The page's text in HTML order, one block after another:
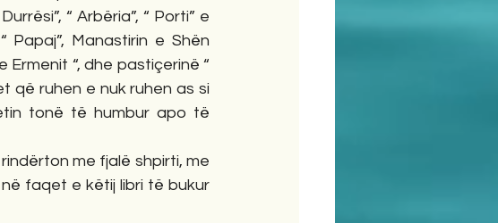
“ Arbëria”, “ Porti” e
Manastirin e Shën
“, dhe pastiçerinë “
që ruhen e nuk ruhen as si
tonë të humbur apo të
me fjalë shpirti, me
faqet e këtij libri të bukur